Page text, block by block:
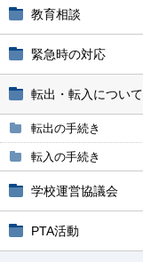
教育相談
緊急時の対応
転出・転入について
転出の手続き
転入の手続き
学校運営協議会
PTA活動